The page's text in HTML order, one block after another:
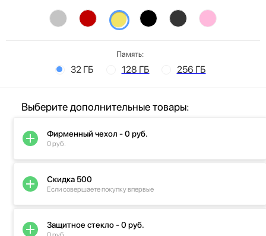
Память:
32 ГБ 128 ГБ 256 ГБ
Выберите дополнительные товары:
Фирменный чехол - 0 руб.
0 руб.
Скидка 500
Если совершаете покупку впервые
Защитное стекло - 0 руб.